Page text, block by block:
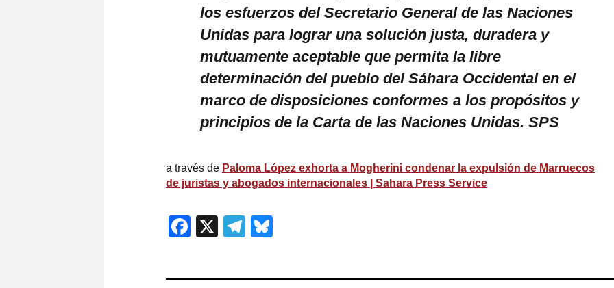
los esfuerzos del Secretario General de las Naciones
Unidas para lograr una solución justa, duradera y
mutuamente aceptable que permita la libre
determinación del pueblo del Sáhara Occidental en el
marco de disposiciones conformes a los propósitos y
principios de la Carta de las Naciones Unidas. SPS
a través de Paloma López exhorta a Mogherini condenar la expulsión de Marruecos
de juristas y abogados internacionales | Sahara Press Service
Facebook
X Telegram